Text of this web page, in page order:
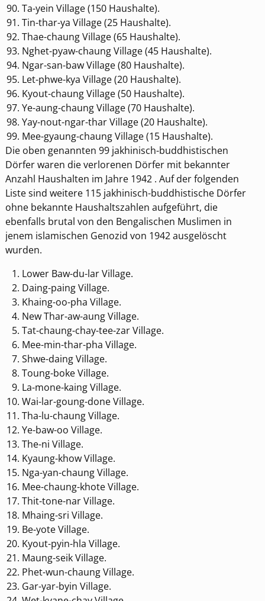
Ta-yein Village (150 Haushalte).
Tin-thar-ya Village (25 Haushalte).
Thae-chaung Village (65 Haushalte).
Nghet-pyaw-chaung Village (45 Haushalte).
Ngar-san-baw Village (80 Haushalte).
Let-phwe-kya Village (20 Haushalte).
Kyout-chaung Village (50 Haushalte).
Ye-aung-chaung Village (70 Haushalte).
Yay-nout-ngar-thar Village (20 Haushalte).
Mee-gyaung-chaung Village (15 Haushalte).
Die oben genannten 99 jakhinisch-buddhistischen
Dörfer waren die verlorenen Dörfer mit bekannter
Anzahl Haushalten im Jahre 1942 . Auf der folgenden
Liste sind weitere 115 jakhinisch-buddhistische Dörfer
ohne bekannte Haushaltszahlen aufgeführt, die
ebenfalls brutal von den Bengalischen Muslimen in
jenem islamischen Genozid von 1942 ausgelöscht
wurden.
Lower Baw-du-lar Village.
Daing-paing Village.
Khaing-oo-pha Village.
New Thar-aw-aung Village.
Tat-chaung-chay-tee-zar Village.
Mee-min-thar-pha Village.
Shwe-daing Village.
Toung-boke Village.
La-mone-kaing Village.
Wai-lar-goung-done Village.
Tha-lu-chaung Village.
Ye-baw-oo Village.
The-ni Village.
Kyaung-khow Village.
Nga-yan-chaung Village.
Mee-chaung-khote Village.
Thit-tone-nar Village.
Mhaing-sri Village.
Be-yote Village.
Kyout-pyin-hla Village.
Maung-seik Village.
Phet-wun-chaung Village.
Gar-yar-byin Village.